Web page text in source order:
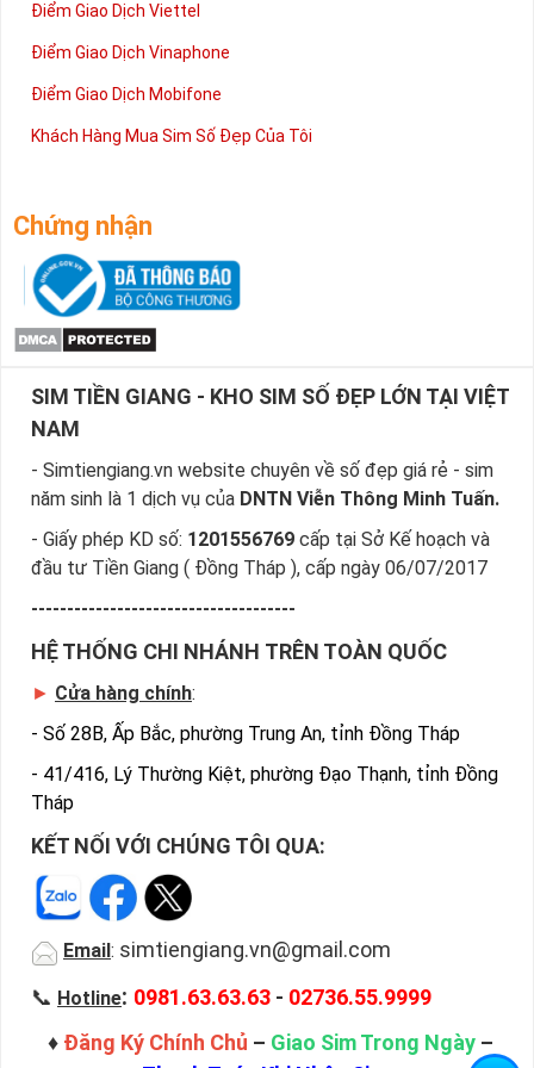
Điểm Giao Dịch Viettel
Điểm Giao Dịch Vinaphone
Điểm Giao Dịch Mobifone
Khách Hàng Mua Sim Số Đẹp Của Tôi
Chứng nhận
SIM TIỀN GIANG - KHO SIM SỐ ĐẸP LỚN TẠI VIỆT
NAM
- Simtiengiang.vn website chuyên về số đẹp giá rẻ - sim
năm sinh là 1 dịch vụ của DNTN Viễn Thông Minh Tuấn.
- Giấy phép KD số: 1201556769 cấp tại Sở Kế hoạch và
đầu tư Tiền Giang ( Đồng Tháp ), cấp ngày 06/07/2017
-------------------------------------
HỆ THỐNG CHI NHÁNH TRÊN TOÀN QUỐC
► Cửa hàng chính:
- Số 28B, Ấp Bắc, phường Trung An, tỉnh Đồng Tháp
- 41/416, Lý Thường Kiệt, phường Đạo Thạnh, tỉnh Đồng
Tháp
KẾT NỐI VỚI CHÚNG TÔI QUA:
Email : simtiengiang.vn@gmail.com
📞 Hotline: 0981.63.63.63 - 02736.55.9999
♦ Đăng Ký Chính Chủ – Giao Sim Trong Ngày –